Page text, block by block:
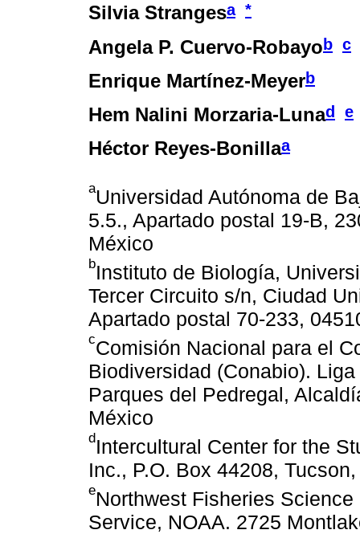
Silvia Strangesa *
Angela P. Cuervo-Robayob c
Enrique Martínez-Meyerb
Hem Nalini Morzaria-Lunad e
Héctor Reyes-Bonillaa
aUniversidad Autónoma de
5.5., Apartado postal 19-B,
México
bInstituto de Biología,
Tercer Circuito s/n, Ciudad
Apartado postal 70-233,
cComisión Nacional para el
Biodiversidad (Conabio).
Parques del Pedregal,
México
dIntercultural Center for the
Inc., P.O. Box 44208,
eNorthwest Fisheries
Service, NOAA. 2725